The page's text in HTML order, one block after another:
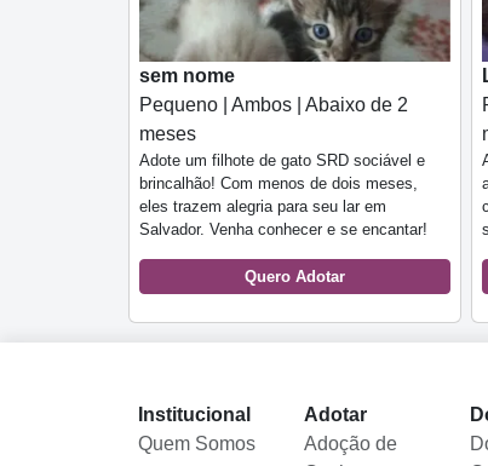
sem nome
Pequeno | Ambos | Abaixo de 2
meses
Adote um filhote de gato SRD sociável e
brincalhão! Com menos de dois meses,
eles trazem alegria para seu lar em
Salvador. Venha conhecer e se encantar!
Quero Adotar
Institucional
Quem Somos
Adotar
Adoção de